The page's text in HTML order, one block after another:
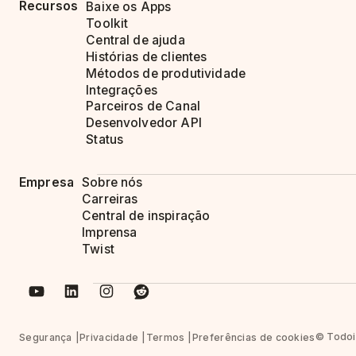
Recursos
Baixe os Apps
Toolkit
Central de ajuda
Histórias de clientes
Métodos de produtividade
Integrações
Parceiros de Canal
Desenvolvedor API
Status
Empresa Sobre nós
Carreiras
Central de inspiração
Imprensa
Twist
Segurança Privacidade Termos Preferências de cookies©